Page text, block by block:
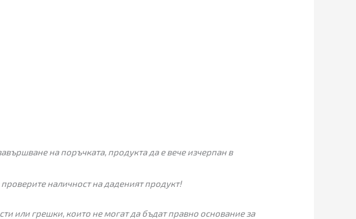
на поръчката, продукта да е вече изчерпан в
наличност на даденият продукт!
или грешки, които не могат да бъдат правно основание за